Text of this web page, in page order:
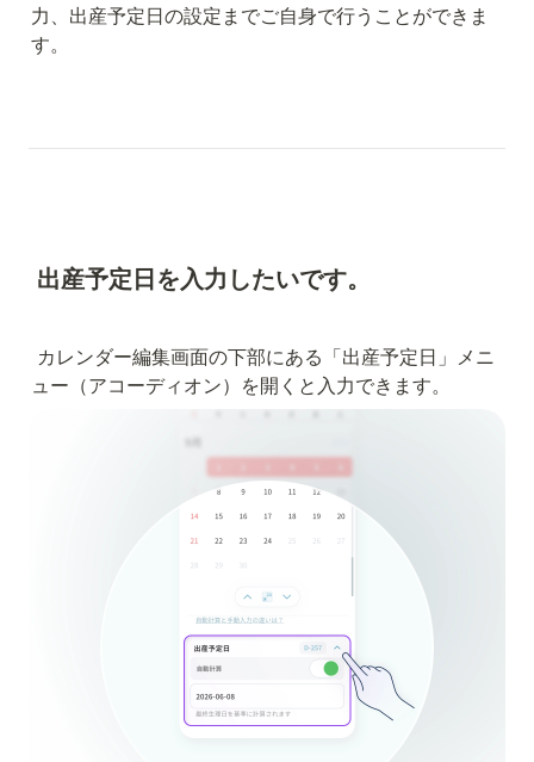
力、出産予定日の設定までご自身で行うことができま
す。
出産予定日を入力したいです。
カレンダー編集画面の下部にある「出産予定日」メニ
ュー（アコーディオン）を開くと入力できます。